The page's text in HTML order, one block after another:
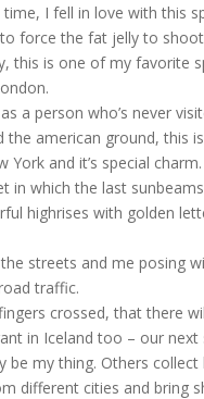
I fell in love with this
force the fat jelly to
this is one of my favorite
a person who’s never
the american ground, this
York and it’s special charm.
in which the last sunbeams
highrises with golden
streets and me posing
traffic.
crossed, that there
in Iceland too – our next
be my thing. Others collect
different cities and bring